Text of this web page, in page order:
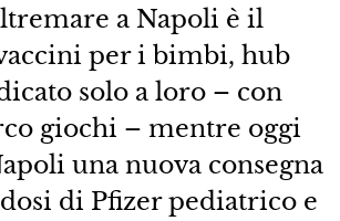
a Napoli è il
per i bimbi, hub
solo a loro – con
giochi – mentre oggi
una nuova consegna
di Pfizer pediatrico e